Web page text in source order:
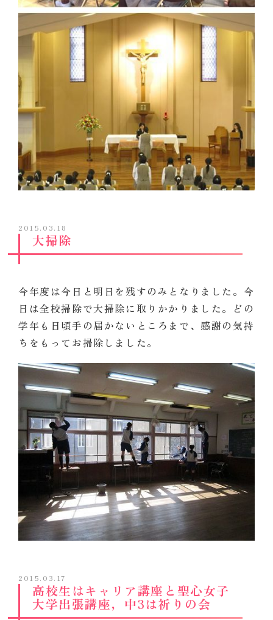
2015.03.18
大掃除
今年度は今日と明日を残すのみとなりました。今
日は全校掃除で大掃除に取りかかりました。どの
学年も日頃手の届かないところまで、感謝の気持
ちをもってお掃除しました。
2015.03.17
高校生はキャリア講座と聖心女子
大学出張講座，中3は祈りの会